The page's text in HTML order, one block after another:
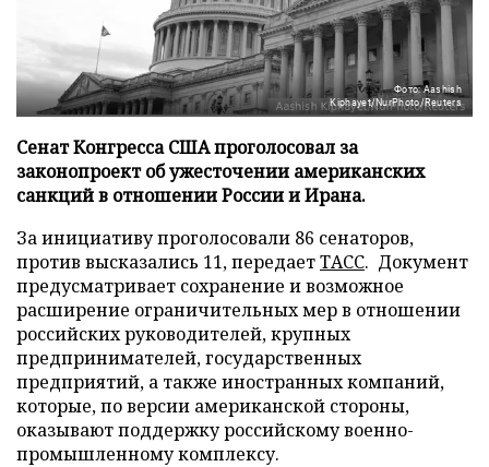
Фото: Aashish
Kiphayet/NurPhoto/Reuters
Сенат Конгресса США проголосовал за
законопроект об ужесточении американских
санкций в отношении России и Ирана.
За инициативу проголосовали 86 сенаторов,
против высказались 11, передаетТАСС. Документ
предусматривает сохранение и возможное
расширение ограничительных мер в отношении
российских руководителей, крупных
предпринимателей, государственных
предприятий, а также иностранных компаний,
которые, по версии американской стороны,
оказывают поддержку российскому военно-
промышленному комплексу.